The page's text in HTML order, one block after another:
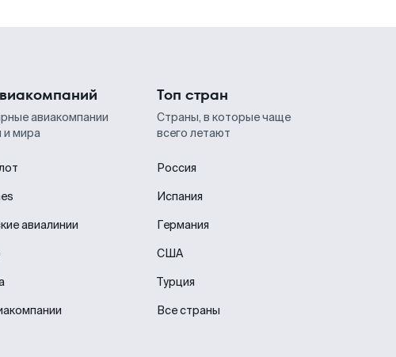
авиакомпании
и мира
авиалинии
Топ стран
Страны, в которые чаще
всего летают
Россия
Испания
Германия
США
Турция
Все страны